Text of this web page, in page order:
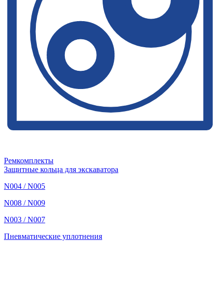
Ремкомплекты
Защитные кольца для экскаватора
N004 / N005
N008 / N009
N003 / N007
Пневматические уплотнения